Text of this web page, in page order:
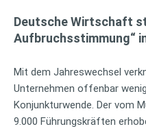
Deutsche Wirtschaft
Aufbruchsstimmung“
Mit dem Jahreswechsel
Unternehmen offenbar
Konjunkturwende. Der vom
9.000 Führungskräften